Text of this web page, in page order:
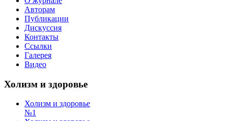
Авторам
Публикации
Дискуссия
Контакты
Ссылки
Галерея
Видео
Холизм и здоровье
Холизм и здоровье
№1